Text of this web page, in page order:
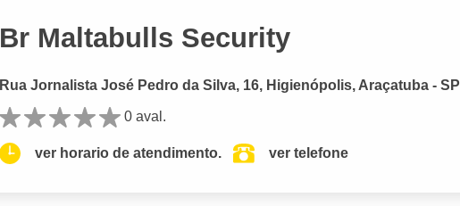
Br Maltabulls Security
Rua Jornalista José Pedro da Silva, 16, Higienópolis, Araçatuba - SP
0 aval.
ver horario de atendimento. ver telefone